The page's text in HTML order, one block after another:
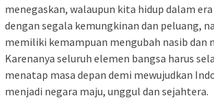
menegaskan, walaupun kita hidup dalam
dengan segala kemungkinan dan peluang,
memiliki kemampuan mengubah nasib dan
Karenanya seluruh elemen bangsa harus
menatap masa depan demi mewujudkan
menjadi negara maju, unggul dan sejahtera.